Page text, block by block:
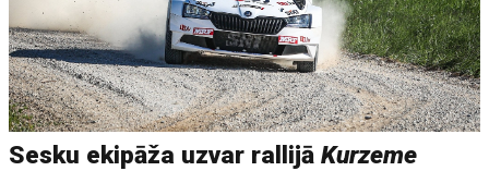
Sesku ekipāža uzvar rallijāKurzeme